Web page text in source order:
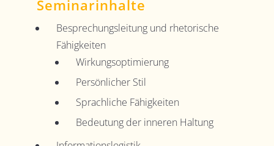
Seminarinhalte
Besprechungsleitung und rhetorische
Fähigkeiten
Wirkungsoptimierung
Persönlicher Stil
Sprachliche Fähigkeiten
Bedeutung der inneren Haltung